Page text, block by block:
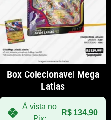
Box Colecionavel Mega
Latias
À vista no
R$ 134,90